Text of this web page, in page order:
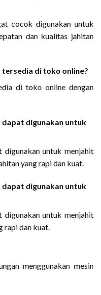
cocok digunakan untuk
dan kualitas jahitan
di toko online?
di toko online dengan
digunakan untuk
digunakan untuk menjahit
yang rapi dan kuat.
digunakan untuk
digunakan untuk menjahit
rapi dan kuat.
menggunakan mesin